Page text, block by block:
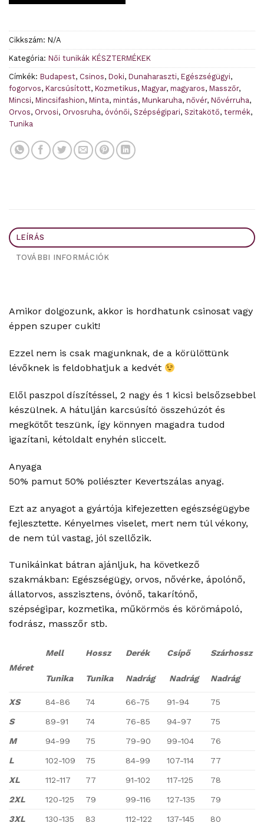
Cikkszám: N/A
Kategória: Női tunikák KÉSZTERMÉKEK
Címkék: Budapest, Csinos, Doki, Dunaharaszti, Egészségügyi,
fogorvos, Karcsúsított, Kozmetikus, Magyar, magyaros, Masszőr,
Mincsi, Mincsifashion, Minta, mintás, Munkaruha, nővér, Nővérruha,
Orvos, Orvosi, Orvosruha, óvónői, Szépségipari, Szitakötő, termék,
Tunika
LEÍRÁS
TOVÁBBI INFORMÁCIÓK
Amikor dolgozunk, akkor is hordhatunk csinosat vagy
éppen szuper cukit!
Ezzel nem is csak magunknak, de a körülöttünk
lévőknek is feldobhatjuk a kedvét
Elől paszpol díszítéssel, 2 nagy és 1 kicsi belsőzsebbel
készülnek. A hátulján karcsúsító összehúzót és
megkötőt teszünk, így könnyen magadra tudod
igazítani, kétoldalt enyhén sliccelt.
Anyaga
50% pamut 50% poliészter Kevertszálas anyag.
Ezt az anyagot a gyártója kifejezetten egészségügybe
fejlesztette. Kényelmes viselet, mert nem túl vékony,
de nem túl vastag, jól szellőzik.
Tunikáinkat bátran ajánljuk, ha következő
szakmákban: Egészségügy, orvos, nővérke, ápolónő,
állatorvos, asszisztens, óvónő, takarítónő,
szépségipar, kozmetika, műkörmös és körömápoló,
fodrász, masszőr stb.
Méret
Mell
Tunika
Hossz
Tunika
Derék
Nadrág
Csípő
Nadrág
Szárhossz
Nadrág
XS 84-86 74 66-75 91-94 75
S 89-91 74 76-85 94-97 75
M 94-99 75 79-90 99-104 76
L 102-109 75 84-99 107-114 77
XL 112-117 77 91-102 117-125 78
2XL 120-125 79 99-116 127-135 79
3XL 130-135 83 112-122 137-145 80